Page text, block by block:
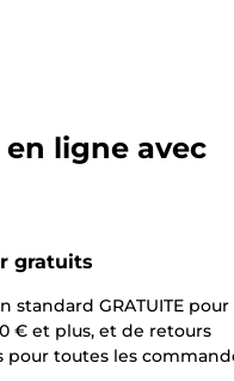
ligne avec
gratuits
standard GRATUITE pour
€ et plus, et de retours
pour toutes les